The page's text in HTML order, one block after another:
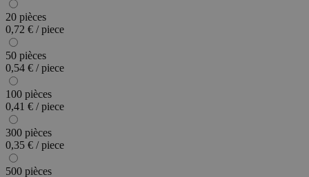
20 pièces
0,72 € / piece
50 pièces
0,54 € / piece
100 pièces
0,41 € / piece
300 pièces
0,35 € / piece
500 pièces